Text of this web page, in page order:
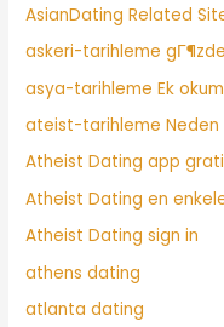
AsianDating Related
askeri-tarihleme
asya-tarihleme Ek
ateist-tarihleme Neden
Atheist Dating app
Atheist Dating en
Atheist Dating sign in
athens dating
atlanta dating